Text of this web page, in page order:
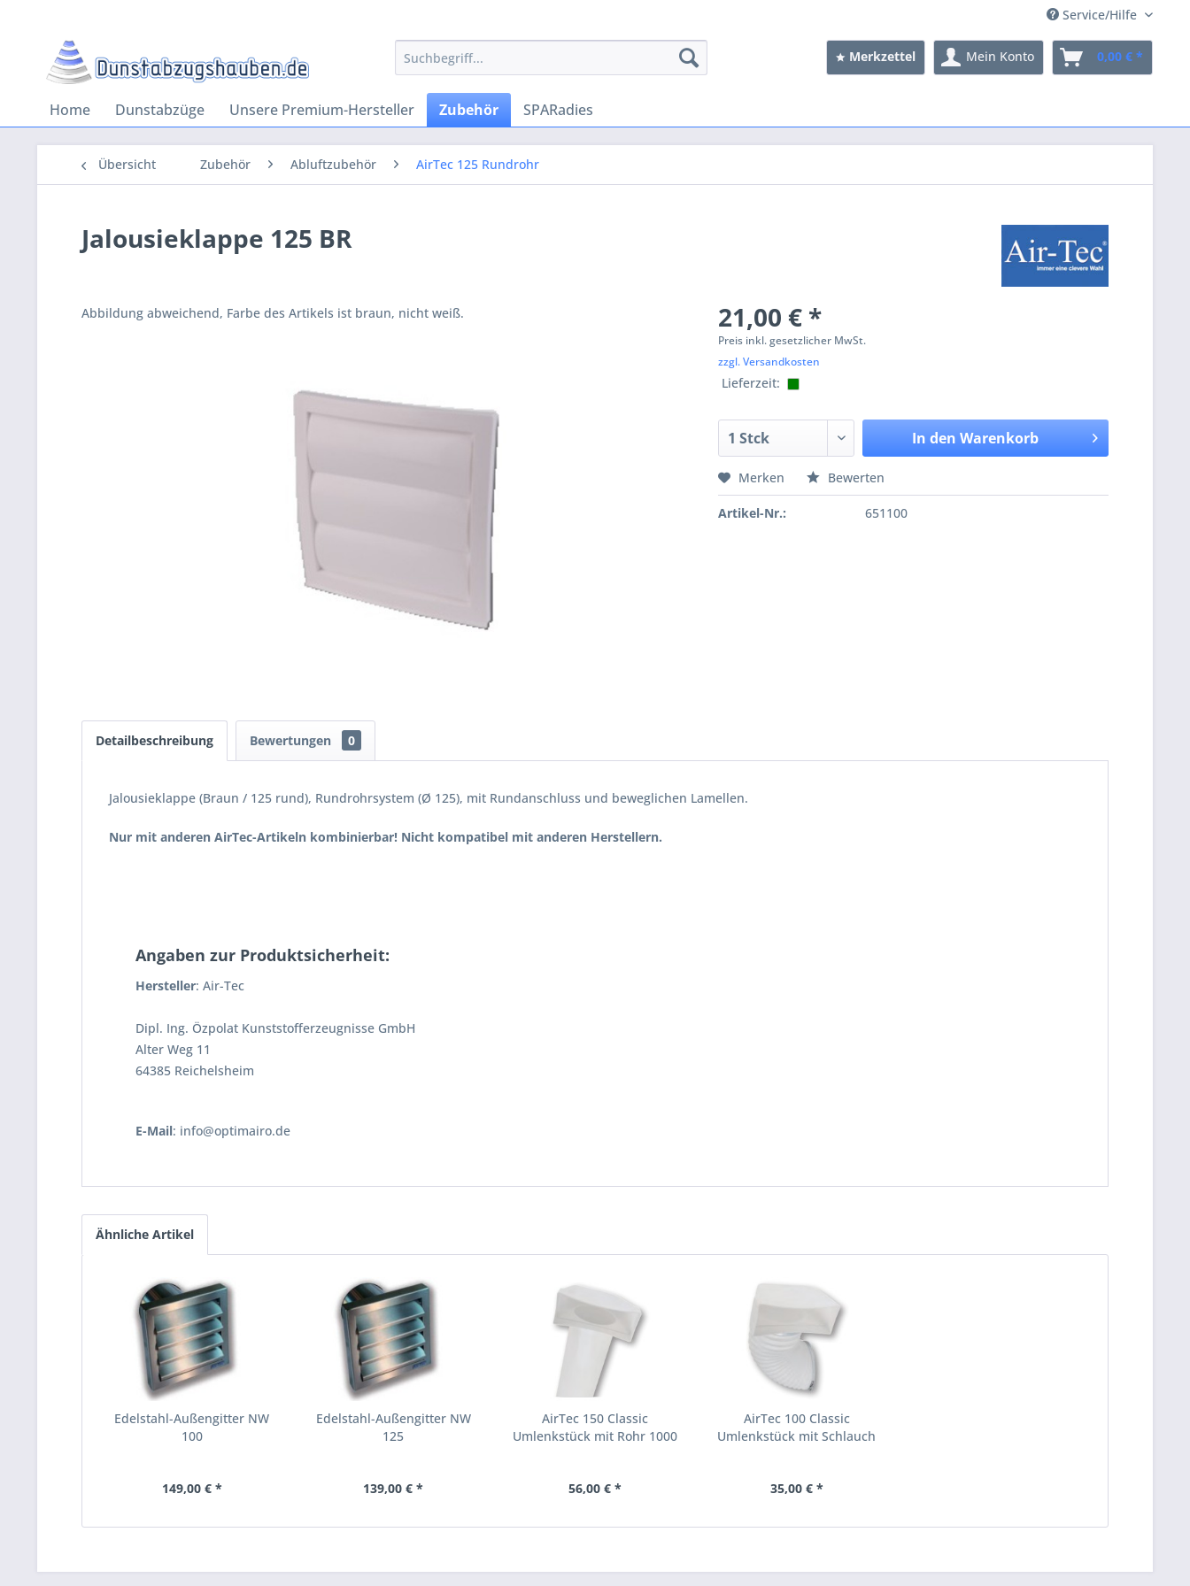
Service/Hilfe
Merkzettel Mein Konto 0,00 € *
Home Dunstabzüge Unsere Premium-Hersteller Zubehör SPARadies
Übersicht Zubehör Abluftzubehör AirTec 125 Rundrohr
Jalousieklappe 125 BR
Abbildung abweichend, Farbe des Artikels ist braun, nicht weiß. 21,00 € *
Preis inkl. gesetzlicher MwSt.
zzgl. Versandkosten
Lieferzeit:
In den Warenkorb
Merken Bewerten
Artikel-Nr.: 651100
Detailbeschreibung Bewertungen 0
Jalousieklappe (Braun / 125 rund), Rundrohrsystem (Ø 125), mit Rundanschluss und beweglichen Lamellen.
Nur mit anderen AirTec-Artikeln kombinierbar! Nicht kompatibel mit anderen Herstellern.
Angaben zur Produktsicherheit:
Hersteller: Air-Tec
Dipl. Ing. Özpolat Kunststofferzeugnisse GmbH
Alter Weg 11
64385 Reichelsheim
E-Mail: info@optimairo.de
Ähnliche Artikel
Edelstahl-Außengitter NW
100
149,00 € *
Edelstahl-Außengitter NW
125
139,00 € *
AirTec 150 Classic
Umlenkstück mit Rohr 1000
56,00 € *
AirTec 100 Classic
Umlenkstück mit Schlauch
35,00 € *